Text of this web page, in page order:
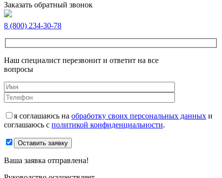
Заказать обратный звонок
8 (800) 234-30-78
Наш специалист перезвонит и ответит на все
вопросы
я соглашаюсь на обработку своих персональных данных и
соглашаюсь с политикой конфиденциальности.
Оставить заявку
Ваша заявка отправлена!